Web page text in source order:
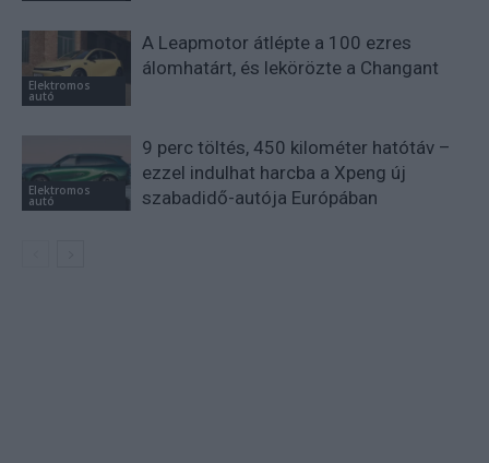
Elektromos
autó
A Leapmotor átlépte a 100 ezres
álomhatárt, és lekörözte a Changant
Elektromos
autó
9 perc töltés, 450 kilométer hatótáv –
ezzel indulhat harcba a Xpeng új
szabadidő-autója Európában